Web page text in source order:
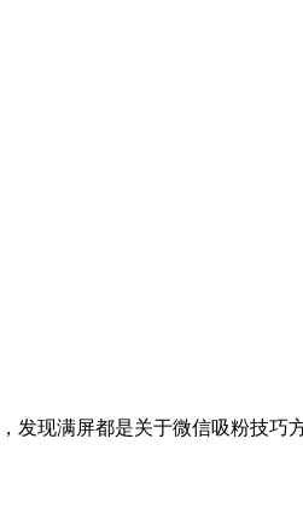
发现满屏都是关于微信吸粉技